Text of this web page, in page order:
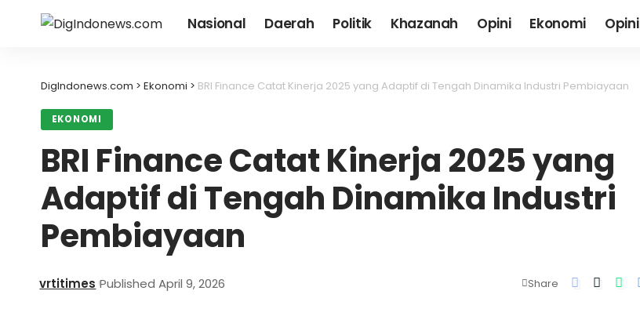
Nasional Daerah Politik Khazanah Opini Ekonomi Opini
DigIndonews.com > Ekonomi > BRI Finance Catat Kinerja 2025 yang Adaptif di Tengah Dinamika Industri Pembiayaan
EKONOMI
BRI Finance Catat Kinerja 2025 yang
Adaptif di Tengah Dinamika Industri
Pembiayaan
vrtitimes Published April 9, 2026 Share